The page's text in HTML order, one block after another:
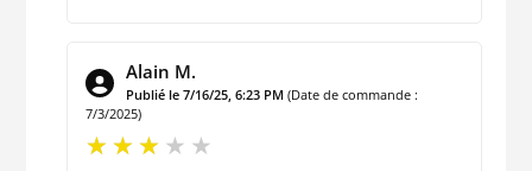
Alain M.
Publié le 7/16/25, 6:23 PM (Date de commande :
7/3/2025)